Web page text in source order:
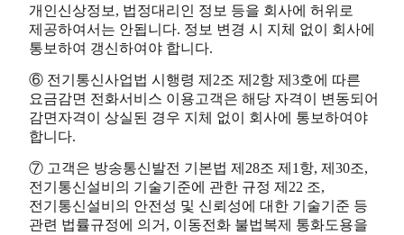
개인신상정보, 법정대리인 정보 등을 회사에 허위로
제공하여서는 안됩니다. 정보 변경 시 지체 없이 회사에
통보하여 갱신하여야 합니다.
⑥ 전기통신사업법 시행령 제2조 제2항 제3호에 따른
요금감면 전화서비스 이용고객은 해당 자격이 변동되어
감면자격이 상실된 경우 지체 없이 회사에 통보하여야
합니다.
⑦ 고객은 방송통신발전 기본법 제28조 제1항, 제30조,
전기통신설비의 기술기준에 관한 규정 제22 조,
전기통신설비의 안전성 및 신뢰성에 대한 기술기준 등
관련 법률규정에 의거, 이동전화 불법복제 통화도용을